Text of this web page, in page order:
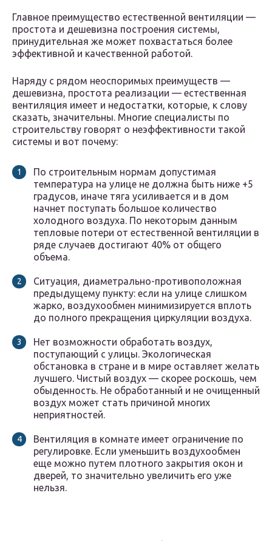
Главное преимущество естественной вентиляции —
простота и дешевизна построения системы,
принудительная же может похвастаться более
эффективной и качественной работой.
Наряду с рядом неоспоримых преимуществ —
дешевизна, простота реализации — естественная
вентиляция имеет и недостатки, которые, к слову
сказать, значительны. Многие специалисты по
строительству говорят о неэффективности такой
системы и вот почему:
По строительным нормам допустимая
температура на улице не должна быть ниже +5
градусов, иначе тяга усиливается и в дом
начнет поступать большое количество
холодного воздуха. По некоторым данным
тепловые потери от естественной вентиляции в
ряде случаев достигают 40% от общего
объема.
Ситуация, диаметрально-противоположная
предыдущему пункту: если на улице слишком
жарко, воздухообмен минимизируется вплоть
до полного прекращения циркуляции воздуха.
Нет возможности обработать воздух,
поступающий с улицы. Экологическая
обстановка в стране и в мире оставляет желать
лучшего. Чистый воздух — скорее роскошь, чем
обыденность. Не обработанный и не очищенный
воздух может стать причиной многих
неприятностей.
Вентиляция в комнате имеет ограничение по
регулировке. Если уменьшить воздухообмен
еще можно путем плотного закрытия окон и
дверей, то значительно увеличить его уже
нельзя.